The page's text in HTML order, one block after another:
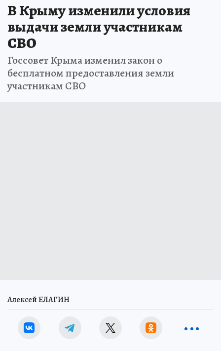
В Крыму изменили условия
выдачи земли участникам
СВО
Госсовет Крыма изменил закон о
бесплатном предоставления земли
участникам СВО
Алексей ЕЛАГИН